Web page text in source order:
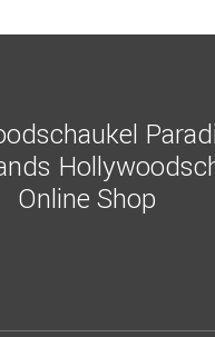
Online Shop